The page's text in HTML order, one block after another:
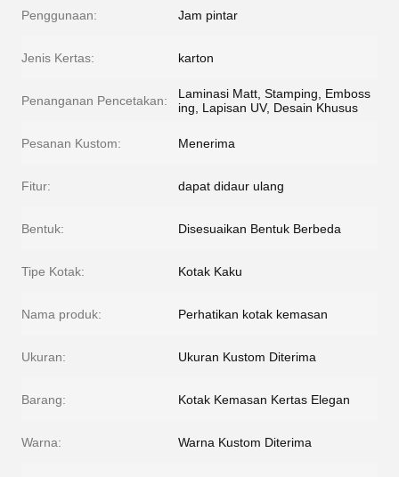
Penggunaan: Jam pintar
Jenis Kertas: karton
Penanganan Pencetakan:
Laminasi Matt, Stamping, Emboss
ing, Lapisan UV, Desain Khusus
Pesanan Kustom: Menerima
Fitur: dapat didaur ulang
Bentuk: Disesuaikan Bentuk Berbeda
Tipe Kotak: Kotak Kaku
Nama produk: Perhatikan kotak kemasan
Ukuran: Ukuran Kustom Diterima
Barang: Kotak Kemasan Kertas Elegan
Warna: Warna Kustom Diterima